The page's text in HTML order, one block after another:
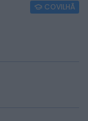
COVILHÃ